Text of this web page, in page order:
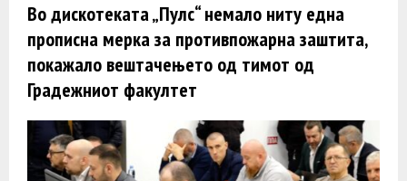
Во дискотеката „Пулс“ немало ниту една
прописна мерка за противпожарна заштита,
покажало вештачењето од тимот од
Градежниот факултет